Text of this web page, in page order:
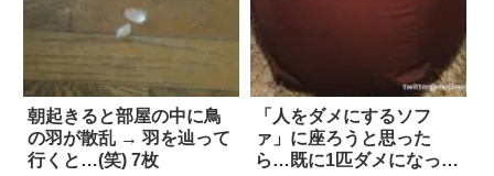
朝起きると部屋の中に鳥
の羽が散乱 → 羽を辿って
行くと…(笑) 7枚
「人をダメにするソフ
ァ」に座ろうと思った
ら…既に1匹ダメになって